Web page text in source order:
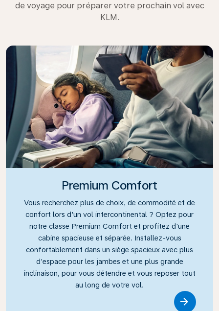
de voyage pour préparer votre prochain vol avec
KLM.
Premium Comfort
Vous recherchez plus de choix, de commodité et de
confort lors d'un vol intercontinental ? Optez pour
notre classe Premium Comfort et profitez d'une
cabine spacieuse et séparée. Installez-vous
confortablement dans un siège spacieux avec plus
d'espace pour les jambes et une plus grande
inclinaison, pour vous détendre et vous reposer tout
au long de votre vol.